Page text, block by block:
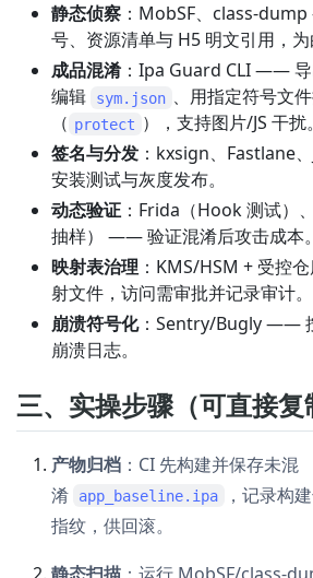
静态侦察 ：MobSF、class-
号、资源清单与 H5 明文引用，为
成品混淆 ：Ipa Guard CLI ——
编辑
sym.json 、用指定符号文
（ protect ），支持图片/JS 干扰。
签名与分发 ：kxsign、Fastlane
安装测试与灰度发布。
动态验证 ：Frida（Hook 测试）
抽样） —— 验证混淆后攻击成本。
映射表治理 ：KMS/HSM + 受控
射文件，访问需审批并记录审计。
崩溃符号化：Sentry/Bugly ——
崩溃日志。
三、实操步骤（可直接复
产物归档 ：CI 先构建并保存未混
淆
app_baseline.ipa
，记录构
指纹，供回滚。
静态扫描 ：运行 MobSF/class-